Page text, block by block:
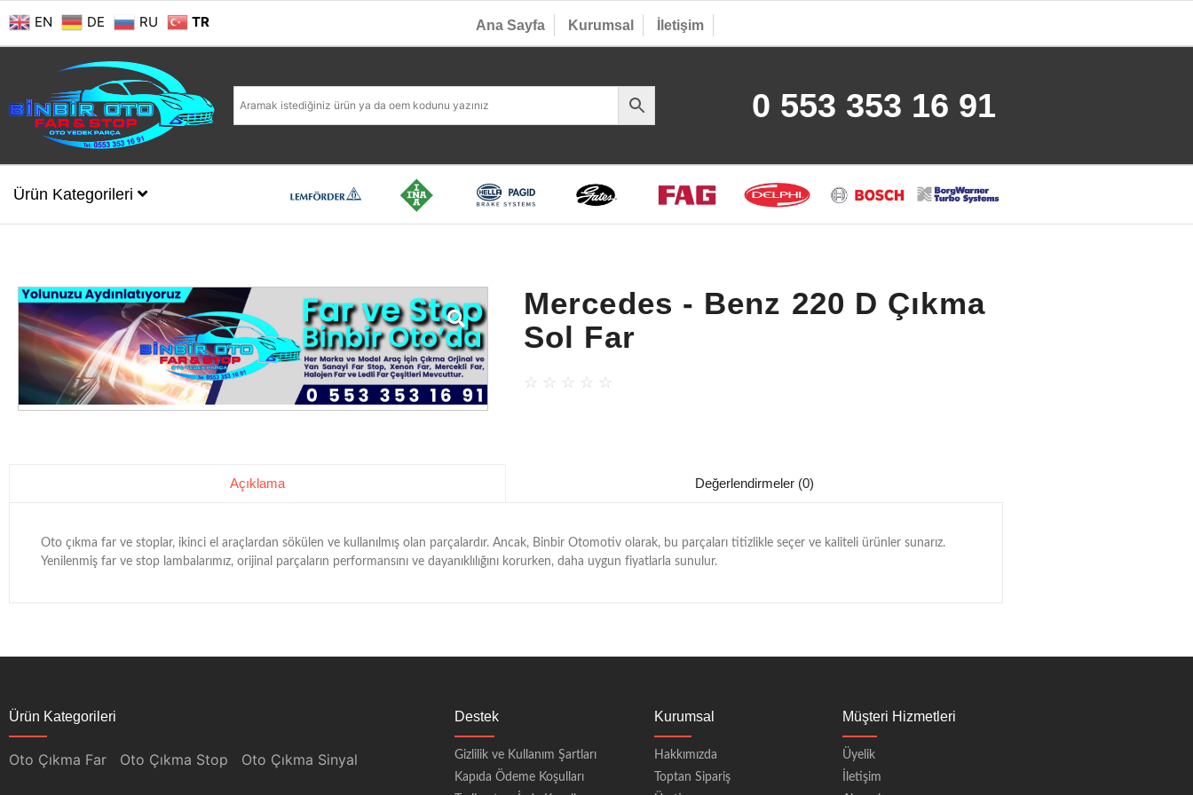
EN DE RU TR Ana Sayfa Kurumsal İletişim
0 553 353 16 91
Ürün Kategorileri
Mercedes - Benz 220 D Çıkma
Sol Far
☆ ☆ ☆ ☆ ☆
Açıklama Değerlendirmeler (0)
Oto çıkma far ve stoplar, ikinci el araçlardan sökülen ve kullanılmış olan parçalardır. Ancak, Binbir Otomotiv olarak, bu parçaları titizlikle seçer ve kaliteli ürünler sunarız.
Yenilenmiş far ve stop lambalarımız, orijinal parçaların performansını ve dayanıklılığını korurken, daha uygun fiyatlarla sunulur.
Ürün Kategorileri
Oto Çıkma Far Oto Çıkma Stop Oto Çıkma Sinyal
Destek
Gizlilik ve Kullanım Şartları
Kapıda Ödeme Koşulları
Kurumsal
Hakkımızda
Toptan Sipariş
Müşteri Hizmetleri
Üyelik
İletişim